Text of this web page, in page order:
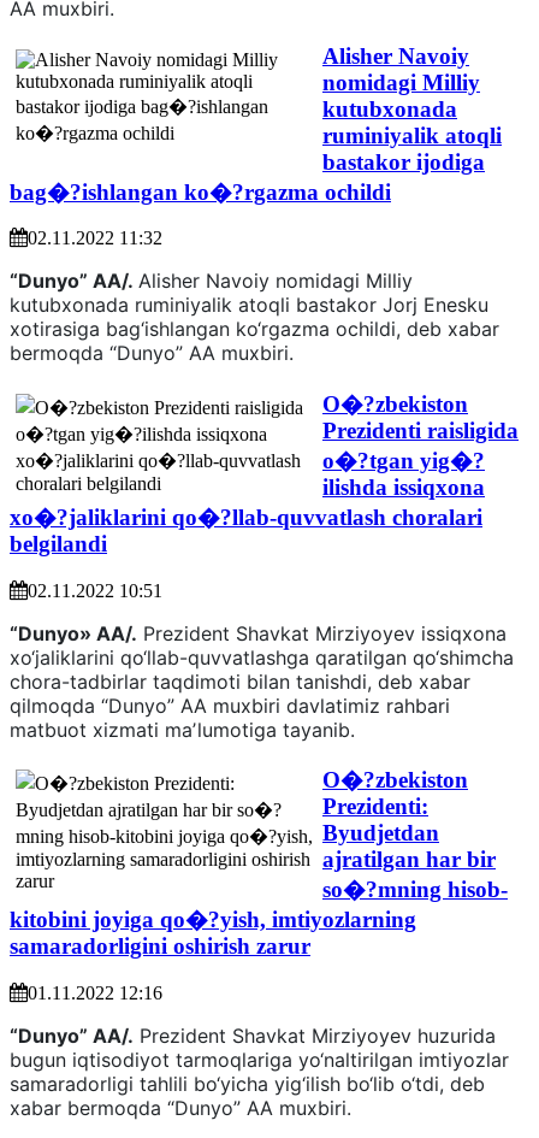
AA muxbiri.
Alisher Navoiy
nomidagi Milliy
kutubxonada
ruminiyalik atoqli
bastakor ijodiga
bag�?ishlangan ko�?rgazma ochildi
02.11.2022 11:32
“Dunyo” AA/. Alisher Navoiy nomidagi Milliy
kutubxonada ruminiyalik atoqli bastakor Jorj Enesku
xotirasiga bag‘ishlangan ko‘rgazma ochildi, deb xabar
bermoqda “Dunyo” AA muxbiri.
O�?zbekiston
Prezidenti raisligida
o�?tgan yig�?
ilishda issiqxona
xo�?jaliklarini qo�?llab-quvvatlash choralari
belgilandi
02.11.2022 10:51
“Dunyo» AA/. Prezident Shavkat Mirziyoyev issiqxona
xo‘jaliklarini qo‘llab-quvvatlashga qaratilgan qo‘shimcha
chora-tadbirlar taqdimoti bilan tanishdi, deb xabar
qilmoqda “Dunyo” AA muxbiri davlatimiz rahbari
matbuot xizmati maʼlumotiga tayanib.
O�?zbekiston
Prezidenti:
Byudjetdan
ajratilgan har bir
so�?mning hisob-
kitobini joyiga qo�?yish, imtiyozlarning
samaradorligini oshirish zarur
01.11.2022 12:16
“Dunyo” AA/. Prezident Shavkat Mirziyoyev huzurida
bugun iqtisodiyot tarmoqlariga yo‘naltirilgan imtiyozlar
samaradorligi tahlili bo‘yicha yig‘ilish bo‘lib o‘tdi, deb
xabar bermoqda “Dunyo” AA muxbiri.